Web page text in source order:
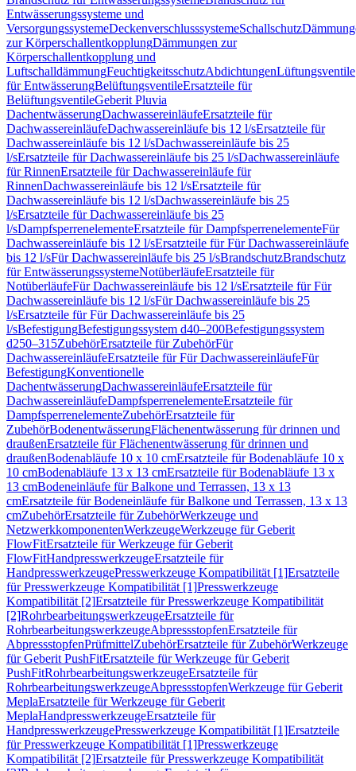
Entwässerungssysteme und
VersorgungssystemeDeckenverschlusssystemeSchallschutz
zur KörperschallentkopplungDämmungen zur
Körperschallentkopplung und
LuftschalldämmungFeuchtigkeitsschutzAbdichtungenLüftungsventile
für EntwässerungBelüftungsventileErsatzteile für
BelüftungsventileGeberit Pluvia
DachentwässerungDachwassereinläufeErsatzteile für
DachwassereinläufeDachwassereinläufe bis 12 l/sErsatzteile für
Dachwassereinläufe bis 12 l/sDachwassereinläufe bis 25
l/sErsatzteile für Dachwassereinläufe bis 25 l/sDachwassereinläufe
für RinnenErsatzteile für Dachwassereinläufe für
RinnenDachwassereinläufe bis 12 l/sErsatzteile für
Dachwassereinläufe bis 12 l/sDachwassereinläufe bis 25
l/sErsatzteile für Dachwassereinläufe bis 25
l/sDampfsperrenelementeErsatzteile für DampfsperrenelementeFür
Dachwassereinläufe bis 12 l/sErsatzteile für Für Dachwassereinläufe
bis 12 l/sFür Dachwassereinläufe bis 25 l/sBrandschutzBrandschutz
für EntwässerungssystemeNotüberläufeErsatzteile für
NotüberläufeFür Dachwassereinläufe bis 12 l/sErsatzteile für Für
Dachwassereinläufe bis 12 l/sFür Dachwassereinläufe bis 25
l/sErsatzteile für Für Dachwassereinläufe bis 25
l/sBefestigungBefestigungssystem d40–200Befestigungssystem
d250–315ZubehörErsatzteile für ZubehörFür
DachwassereinläufeErsatzteile für Für DachwassereinläufeFür
BefestigungKonventionelle
DachentwässerungDachwassereinläufeErsatzteile für
DachwassereinläufeDampfsperrenelementeErsatzteile für
DampfsperrenelementeZubehörErsatzteile für
ZubehörBodenentwässerungFlächenentwässerung für drinnen und
draußenErsatzteile für Flächenentwässerung für drinnen und
draußenBodenabläufe 10 x 10 cmErsatzteile für Bodenabläufe 10 x
10 cmBodenabläufe 13 x 13 cmErsatzteile für Bodenabläufe 13 x
13 cmBodeneinläufe für Balkone und Terrassen, 13 x 13
cmErsatzteile für Bodeneinläufe für Balkone und Terrassen, 13 x 13
cmZubehörErsatzteile für ZubehörWerkzeuge und
NetzwerkkomponentenWerkzeugeWerkzeuge für Geberit
FlowFitErsatzteile für Werkzeuge für Geberit
FlowFitHandpresswerkzeugeErsatzteile für
HandpresswerkzeugePresswerkzeuge Kompatibilität [1]Ersatzteile
für Presswerkzeuge Kompatibilität [1]Presswerkzeuge
Kompatibilität [2]Ersatzteile für Presswerkzeuge Kompatibilität
[2]RohrbearbeitungswerkzeugeErsatzteile für
RohrbearbeitungswerkzeugeAbpressstopfenErsatzteile für
AbpressstopfenPrüfmittelZubehörErsatzteile für ZubehörWerkzeuge
für Geberit PushFitErsatzteile für Werkzeuge für Geberit
PushFitRohrbearbeitungswerkzeugeErsatzteile für
RohrbearbeitungswerkzeugeAbpressstopfenWerkzeuge für Geberit
MeplaErsatzteile für Werkzeuge für Geberit
MeplaHandpresswerkzeugeErsatzteile für
HandpresswerkzeugePresswerkzeuge Kompatibilität [1]Ersatzteile
für Presswerkzeuge Kompatibilität [1]Presswerkzeuge
Kompatibilität [2]Ersatzteile für Presswerkzeuge Kompatibilität